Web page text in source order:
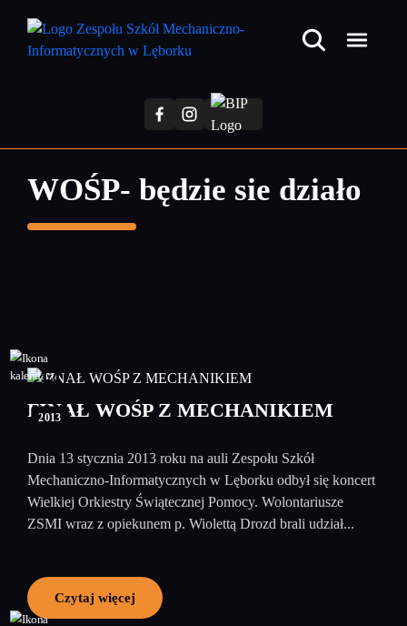
treści
WOŚP- będzie sie działo
14
2013
FINAŁ WOŚP Z MECHANIKIEM
Dnia 13 stycznia 2013 roku na auli Zespołu Szkół
Mechaniczno-Informatycznych w Lęborku odbył się koncert
Wielkiej Orkiestry Świątecznej Pomocy. Wolontariusze
ZSMI wraz z opiekunem p. Wiolettą Drozd brali udział...
Czytaj więcej